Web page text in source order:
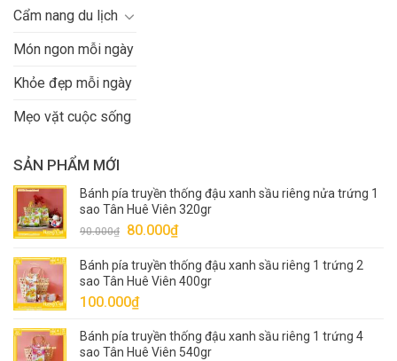
Cẩm nang du lịch
Món ngon mỗi ngày
Khỏe đẹp mỗi ngày
Mẹo vặt cuộc sống
SẢN PHẨM MỚI
Bánh pía truyền thống đậu xanh sầu riêng nửa trứng 1
sao Tân Huê Viên 320gr
90.000₫
Giá
là:
90.000₫.
80.000₫Giá
tại
là:
Bánh pía truyền thống đậu xanh sầu riêng 1 trứng 2
sao Tân Huê Viên 400gr
100.000₫
Bánh pía truyền thống đậu xanh sầu riêng 1 trứng 4
sao Tân Huê Viên 540gr